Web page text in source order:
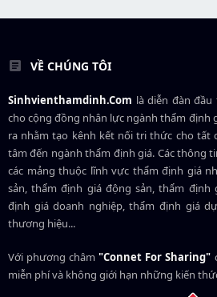
VỀ CHÚNG TÔI
Sinhvienthamdinh.Com là diễn đàn
cho cộng đồng nhân lực ngànhthẩm định
ra nhằm tạo kênh kết nối tri thức cho tất
tâm đến ngành thẩm định giá. Các thông
các mảng thuộc lĩnh vực thẩm định giá
sản, thẩm định giá động sản, thẩm định
định giá doanh nghiệp, thẩm định giá
thương hiệu...
Với phương châm"Connet For Sharing"
miễn phí và không giới hạn những kiến